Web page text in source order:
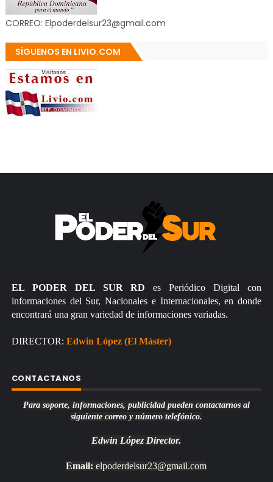
CORREO: Elpoderdelsur23@gmail.com
SÍGUENOS EN LIVIO.COM
EL PODER DEL SUR RD es Periódico Digital con
informaciones del Sur, Nacionales e Internacionales, en donde
encontrará una gran variedad de informaciones variadas.
DIRECTOR: Edwin López (El Máster)
CONTACTANOS
Para soporte, informaciones, publicidad pueden contactarnos al
siguiente correo y número telefónico.
Edwin López Director.
Email: elpoderdelsur23@gmail.com